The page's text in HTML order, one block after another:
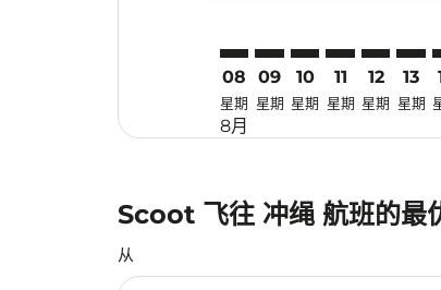
08
星期
8月
09
星期
10
星期
11
星期
12
星期
13
星期
Scoot 飞往 冲绳 航班的最
从